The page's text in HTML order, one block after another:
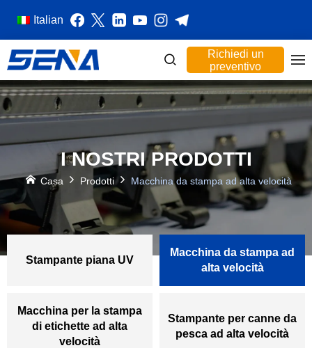
Italian
Richiedi un
preventivo
I NOSTRI PRODOTTI
Casa Prodotti Macchina da stampa ad alta velocità
Stampante piana UV
Macchina da stampa ad
alta velocità
Macchina per la stampa
di etichette ad alta
velocità
Stampante per canne da
pesca ad alta velocità